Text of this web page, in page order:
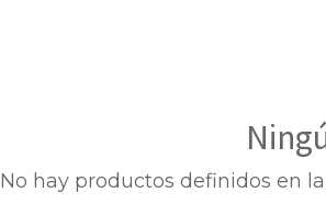
No hay productos definidos en